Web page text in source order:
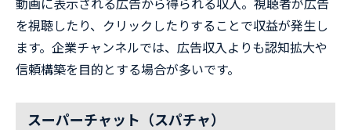
を視聴したり、クリックしたりすることで収益が発生し
ます。企業チャンネルでは、広告収入よりも認知拡大や
信頼構築を目的とする場合が多いです。
スーパーチャット（スパチャ）